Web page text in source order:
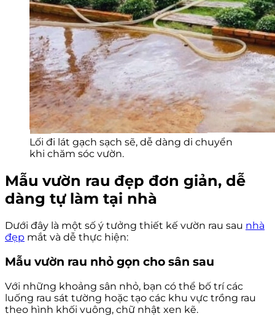
Lối đi lát gạch sạch sẽ, dễ dàng di chuyển
khi chăm sóc vườn.
Mẫu vườn rau đẹp đơn giản, dễ
dàng tự làm tại nhà
Dưới đây là một số ý tưởng thiết kế vườn rau sau nhà
đẹp mắt và dễ thực hiện:
Mẫu vườn rau nhỏ gọn cho sân sau
Với những khoảng sân nhỏ, bạn có thể bố trí các
luống rau sát tường hoặc tạo các khu vực trồng rau
theo hình khối vuông, chữ nhật xen kẽ.